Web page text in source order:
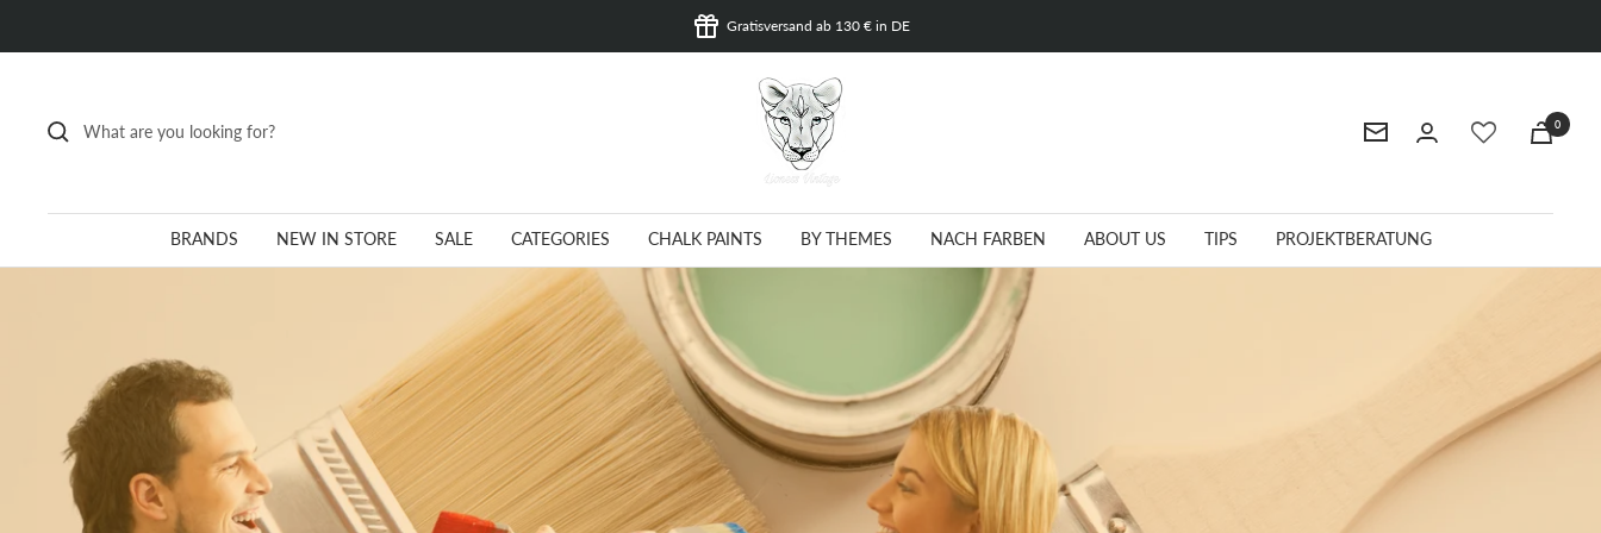
Gratisversand ab 130 € in DE
Lioness
Vintage
Newsletter
0
BRANDS NEW IN STORE SALE CATEGORIES CHALK PAINTS BY THEMES NACH FARBEN ABOUT US TIPS PROJEKTBERATUNG